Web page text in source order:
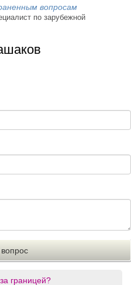
вопросам
по зарубежной
границей?